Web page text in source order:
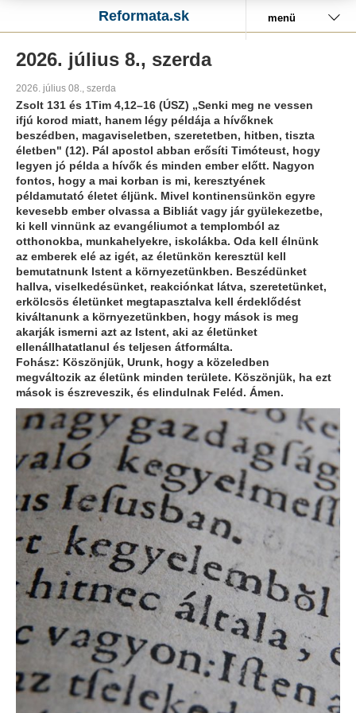
Reformata.sk menü
2026. július 8., szerda
2026. július 08., szerda
Zsolt 131 és 1Tim 4,12–16 (ÚSZ) „Senki meg ne vessen
ifjú korod miatt, hanem légy példája a hívőknek
beszédben, magaviseletben, szeretetben, hitben, tiszta
életben" (12). Pál apostol abban erősíti Timóteust, hogy
legyen jó példa a hívők és minden ember előtt. Nagyon
fontos, hogy a mai korban is mi, keresztyének
példamutató életet éljünk. Mivel kontinensünkön egyre
kevesebb ember olvassa a Bibliát vagy jár gyülekezetbe,
ki kell vinnünk az evangéliumot a templomból az
otthonokba, munkahelyekre, iskolákba. Oda kell élnünk
az emberek elé az igét, az életünkön keresztül kell
bemutatnunk Istent a környezetünkben. Beszédünket
hallva, viselkedésünket, reakciónkat látva, szeretetünket,
erkölcsös életünket megtapasztalva kell érdeklődést
kiváltanunk a környezetünkben, hogy mások is meg
akarják ismerni azt az Istent, aki az életünket
ellenállhatatlanul és teljesen átformálta.
Fohász: Köszönjük, Urunk, hogy a közeledben
megváltozik az életünk minden területe. Köszönjük, ha ezt
mások is észreveszik, és elindulnak Feléd. Ámen.